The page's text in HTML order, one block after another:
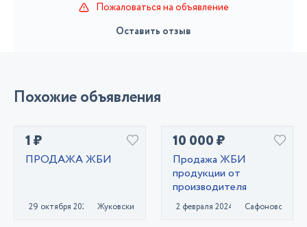
Пожаловаться на объявление
Оставить отзыв
Похожие объявления
1 ₽
ПРОДАЖА ЖБИ
29 октября 2020 Жуковский
10 000 ₽
Продажа ЖБИ
продукции от
производителя
2 февраля 2024 Сафоново